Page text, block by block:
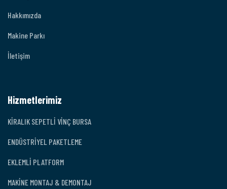
Hakkımızda
Makine Parkı
İletişim
Hizmetlerimiz
KİRALIK SEPETLİ VİNÇ BURSA
ENDÜSTRİYEL PAKETLEME
EKLEMLİ PLATFORM
MAKİNE MONTAJ & DEMONTAJ